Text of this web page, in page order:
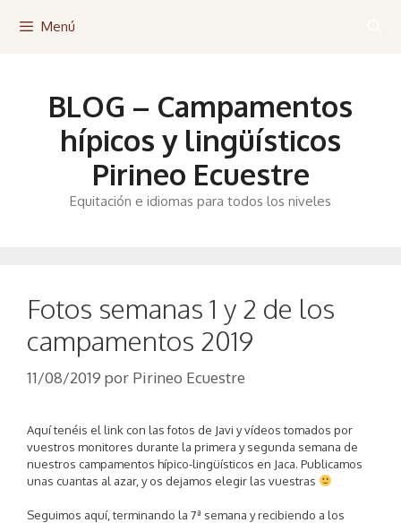
Menú
BLOG – Campamentos
hípicos y lingüísticos
Pirineo Ecuestre
Equitación e idiomas para todos los niveles
Fotos semanas 1 y 2 de los
campamentos 2019
11/08/2019 por Pirineo Ecuestre
Aquí tenéis el link con las fotos de Javi y vídeos tomados por
vuestros monitores durante la primera y segunda semana de
nuestros campamentos hípico-lingüísticos en Jaca. Publicamos
unas cuantas al azar, y os dejamos elegir las vuestras
Seguimos aquí, terminando la 7ª semana y recibiendo a los